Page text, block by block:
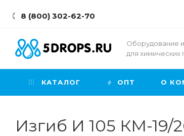
8 (800) 302-62-70
Оборудование
для химических
КАТАЛОГ ОПТ О
Изгиб И 105 КМ-19/